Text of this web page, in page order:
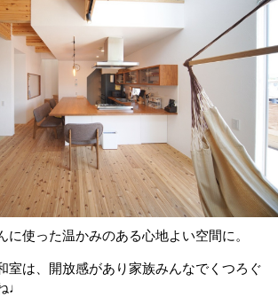
に使った温かみのある心地よい空間に。
室は、開放感があり家族みんなでくつろぐ
♩